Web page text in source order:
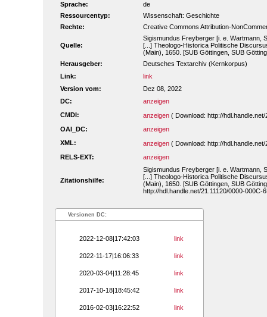
Sprache:
de
Ressourcentyp:
Wissenschaft: Geschichte
Rechte:
Creative Commons Attribution-
Quelle:
Sigismundus Freyberger [i. e. Wartmann,
[...] Theologo-Historica Politische
(Main), 1650. [SUB Göttingen, SUB
Herausgeber:
Deutsches Textarchiv (Kernkorpus)
Link:
link
Version vom:
Dez 08, 2022
DC:
anzeigen
CMDI:
anzeigen ( Download: http://
OAI_DC:
anzeigen
XML:
anzeigen ( Download: http://
RELS-EXT:
anzeigen
Zitationshilfe:
Sigismundus Freyberger [i. e. Wartmann,
[...] Theologo-Historica Politische
(Main), 1650. [SUB Göttingen, SUB
http://hdl.handle.net/21.11120/0000-000C-
Versionen DC:
2022-12-08|17:42:03 link
2022-11-17|16:06:33 link
2020-03-04|11:28:45 link
2017-10-18|18:45:42 link
2016-02-03|16:22:52 link